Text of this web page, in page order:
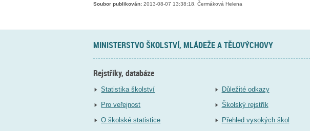
Soubor publikován: 2013-08-07 13:38:18, Čermáková Helena
MINISTERSTVO ŠKOLSTVÍ, MLÁDEŽE A TĚLOVÝCHOVY
Rejstříky, databáze
Statistika školství
Pro veřejnost
O školské statistice
Důležité odkazy
Školský rejstřík
Přehled vysokých škol